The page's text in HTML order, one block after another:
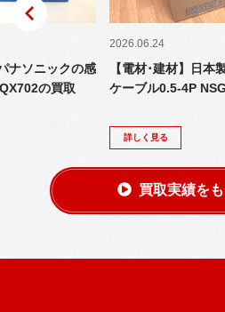
ナソニックの感
の買取
2026.06.24
【電材･建材】日本
ケーブル0.5-4P
詳しく見る
買取実績を